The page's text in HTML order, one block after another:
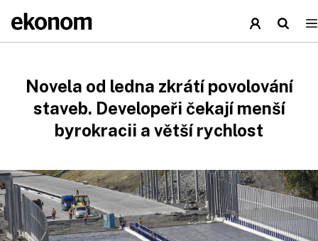
Novela od ledna zkrátí povolování
staveb. Developeři čekají menší
byrokracii a větší rychlost